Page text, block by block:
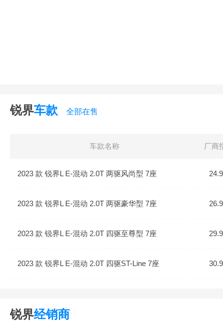
锐界车款 全部在售
车款名称 厂商
2023 款 锐界L E-混动 2.0T 两驱风尚型 7座
2023 款 锐界L E-混动 2.0T 两驱豪华型 7座
2023 款 锐界L E-混动 2.0T 四驱至尊型 7座
2023 款 锐界L E-混动 2.0T 四驱ST-Line 7座
锐界经销商